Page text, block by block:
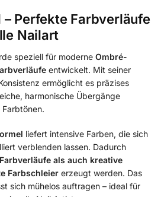
– Perfekte Farbverläufe
Nailart
speziell für moderne Ombré-
entwickelt. Mit seiner
ermöglicht es präzises
harmonische Übergänge
liefert intensive Farben, die sich
verblenden lassen. Dadurch
als auch kreative
Farbschleier erzeugt werden. Das
sich mühelos auftragen – ideal für